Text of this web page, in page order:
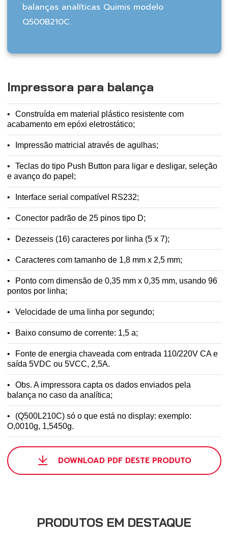
balanças analíticas Quimis modelo
Q500B210C.
Impressora para balança
Construída em material plástico resistente com
acabamento em epóxi eletrostático;
Impressão matricial através de agulhas;
Teclas do tipo Push Button para ligar e desligar, seleção
e avanço do papel;
Interface serial compatível RS232;
Conector padrão de 25 pinos tipo D;
Dezesseis (16) caracteres por linha (5 x 7);
Caracteres com tamanho de 1,8 mm x 2,5 mm;
Ponto com dimensão de 0,35 mm x 0,35 mm, usando 96
pontos por linha;
Velocidade de uma linha por segundo;
Baixo consumo de corrente: 1,5 a;
Fonte de energia chaveada com entrada 110/220V CA e
saída 5VDC ou 5VCC, 2,5A.
Obs. A impressora capta os dados enviados pela
balança no caso da analítica;
(Q500L210C) só o que está no display: exemplo:
O,0010g, 1,5450g.
DOWNLOAD PDF DESTE PRODUTO
PRODUTOS EM DESTAQUE